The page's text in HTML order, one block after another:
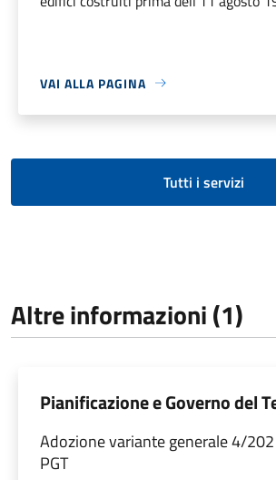
VAI ALLA PAGINA
Tutti i servizi
Altre informazioni (1)
Pianificazione e Governo del
Adozione variante generale 4/
PGT